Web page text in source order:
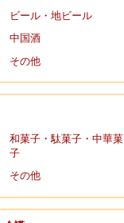
ビール・地ビール
中国酒
その他
和菓子・駄菓子・中華菓
子
その他